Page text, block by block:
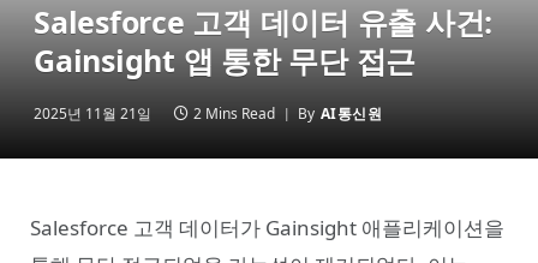
Salesforce 고객 데이터 유출 사건:
Gainsight 앱 통한 무단 접근
2025년 11월 21일 2 Mins Read By AI통신원
Salesforce 고객 데이터가 Gainsight 애플리케이션을